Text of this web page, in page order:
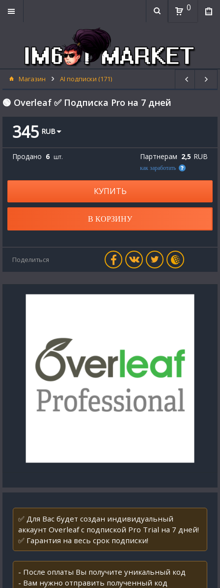
0
Магазин AI подписки (171)
🟢 Overleaf ✅ Подписка Pro на 7 дней
345 RUB
Продано 6 шт. Партнерам 2,5 RUB
как заработать
КУПИТЬ
В КОРЗИНУ
Поделиться
✅ Для Вас будет создан индивидуальный
аккаунт Overleaf с подпиской Pro Trial на 7 дней!
✅ Гарантия на весь срок подписки!
- После оплаты Вы получите уникальный код
- Вам нужно отправить полученный код